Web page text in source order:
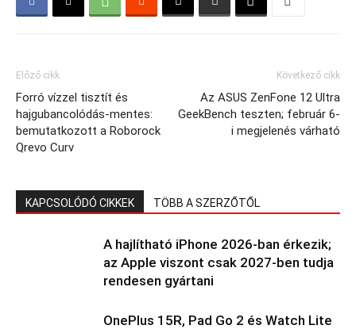
Előző cikk
Forró vízzel tisztít és
hajgubancolódás-mentes:
bemutatkozott a Roborock
Qrevo Curv
Következő cikk
Az ASUS ZenFone 12 Ultra
GeekBench teszten; február 6-
i megjelenés várható
KAPCSOLÓDÓ CIKKEK TÖBB A SZERZŐTŐL
A hajlítható iPhone 2026-ban érkezik;
az Apple viszont csak 2027-ben tudja
rendesen gyártani
OnePlus 15R, Pad Go 2 és Watch Lite